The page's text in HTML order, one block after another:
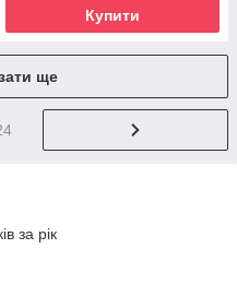
Купити
ще
за рік